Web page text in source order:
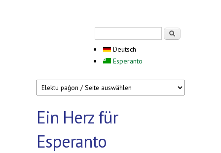
Deutsch
Esperanto
Ein Herz für
Esperanto